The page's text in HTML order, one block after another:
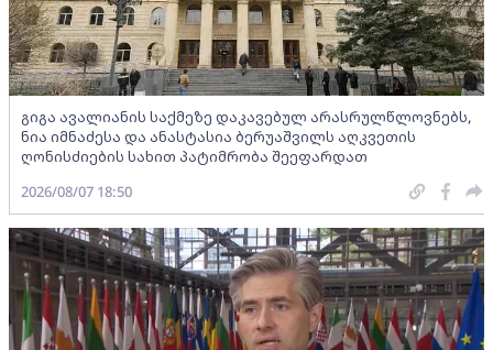
გიგა ავალიანის საქმეზე დაკავებულ არასრულწლოვნებს,
ნია იმნაძესა და ანასტასია ბერუაშვილს აღკვეთის
ღონისძიების სახით პატიმრობა შეეფარდათ
2026/08/07 18:50